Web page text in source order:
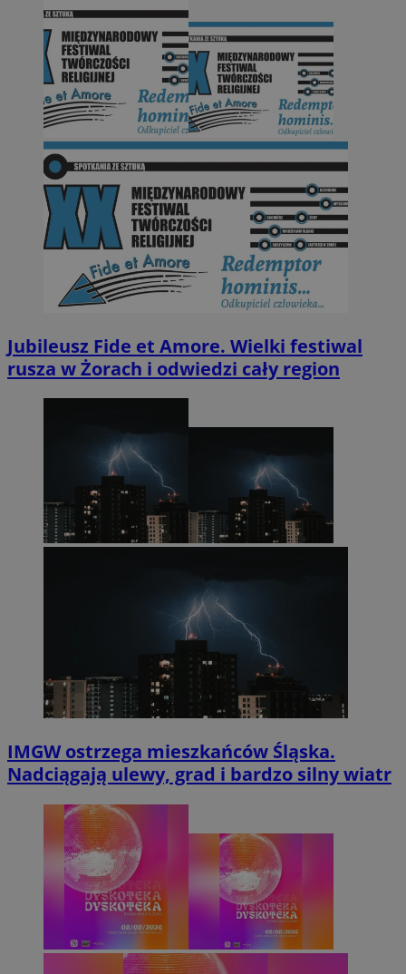
Jubileusz Fide et Amore. Wielki festiwal
rusza w Żorach i odwiedzi cały region
IMGW ostrzega mieszkańców Śląska.
Nadciągają ulewy, grad i bardzo silny wiatr